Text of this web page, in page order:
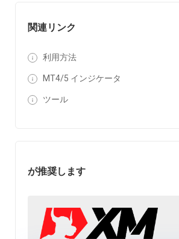
関連リンク
利用方法
MT4/5 インジケータ
ツール
が推奨します